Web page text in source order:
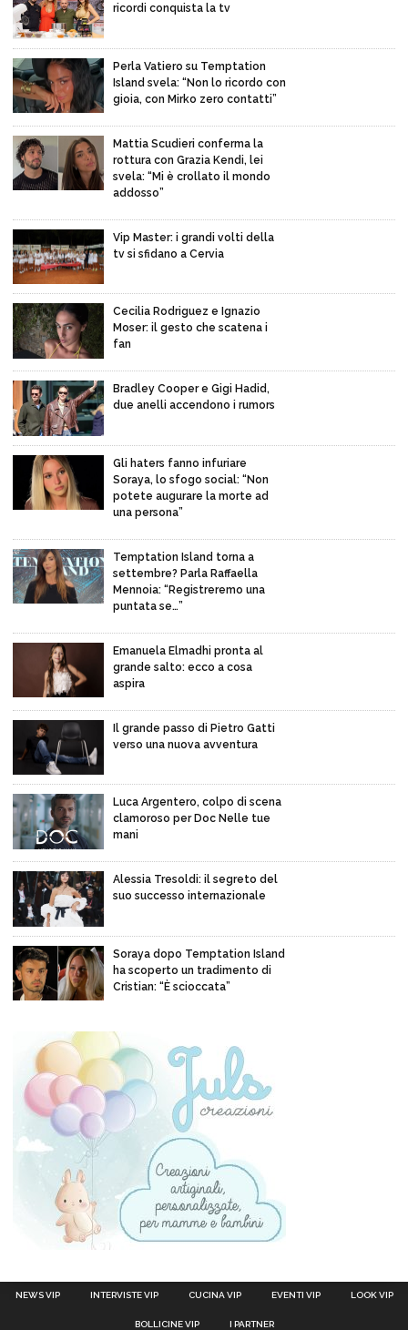
ricordi conquista la tv
Perla Vatiero su Temptation
Island svela: “Non lo ricordo con
gioia, con Mirko zero contatti”
Mattia Scudieri conferma la
rottura con Grazia Kendi, lei
svela: “Mi è crollato il mondo
addosso”
Vip Master: i grandi volti della
tv si sfidano a Cervia
Cecilia Rodriguez e Ignazio
Moser: il gesto che scatena i
fan
Bradley Cooper e Gigi Hadid,
due anelli accendono i rumors
Gli haters fanno infuriare
Soraya, lo sfogo social: “Non
potete augurare la morte ad
una persona”
Temptation Island torna a
settembre? Parla Raffaella
Mennoia: “Registreremo una
puntata se…”
Emanuela Elmadhi pronta al
grande salto: ecco a cosa
aspira
Il grande passo di Pietro Gatti
verso una nuova avventura
Luca Argentero, colpo di scena
clamoroso per Doc Nelle tue
mani
Alessia Tresoldi: il segreto del
suo successo internazionale
Soraya dopo Temptation Island
ha scoperto un tradimento di
Cristian: “È scioccata”
NEWS VIP INTERVISTE VIP CUCINA VIP EVENTI VIP LOOK VIP
BOLLICINE VIP I PARTNER